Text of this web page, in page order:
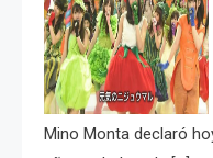
Mino Monta declaró